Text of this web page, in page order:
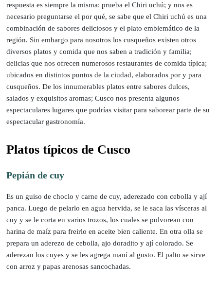
respuesta es siempre la misma: prueba el Chiri uchú; y nos es
necesario preguntarse el por qué, se sabe que el Chiri uchú es una
combinación de sabores deliciosos y el plato emblemático de la
región. Sin embargo para nosotros los cusqueños existen otros
diversos platos y comida que nos saben a tradición y familia;
delicias que nos ofrecen numerosos restaurantes de comida típica;
ubicados en distintos puntos de la ciudad, elaborados por y para
cusqueños. De los innumerables platos entre sabores dulces,
salados y exquisitos aromas; Cusco nos presenta algunos
espectaculares lugares que podrías visitar para saborear parte de su
espectacular gastronomía.
Platos típicos de Cusco
Pepián de cuy
Es un guiso de choclo y carne de cuy, aderezado con cebolla y ají
panca. Luego de pelarlo en agua hervida, se le saca las vísceras al
cuy y se le corta en varios trozos, los cuales se polvorean con
harina de maíz para freirlo en aceite bien caliente. En otra olla se
prepara un aderezo de cebolla, ajo doradito y ají colorado. Se
aderezan los cuyes y se les agrega maní al gusto. El palto se sirve
con arroz y papas arenosas sancochadas.